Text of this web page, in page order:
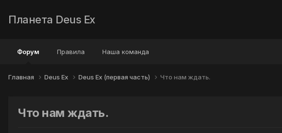
Планета Deus Ex
Форум Правила Наша команда
Главная Deus Ex Deus Ex (первая часть) Что нам ждать.
Что нам ждать.